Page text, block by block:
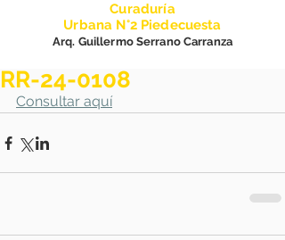
Curaduría
Urbana N°2 Piedecuesta
Arq. Guillermo Serrano Carranza
RR-24-0108
Consultar aquí